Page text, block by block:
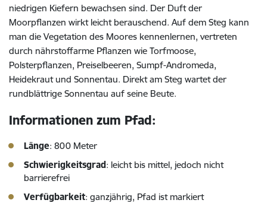
niedrigen Kiefern bewachsen sind. Der Duft der
Moorpflanzen wirkt leicht berauschend. Auf dem Steg kann
man die Vegetation des Moores kennenlernen, vertreten
durch nährstoffarme Pflanzen wie Torfmoose,
Polsterpflanzen, Preiselbeeren, Sumpf-Andromeda,
Heidekraut und Sonnentau. Direkt am Steg wartet der
rundblättrige Sonnentau auf seine Beute.
Informationen zum Pfad:
Länge: 800 Meter
Schwierigkeitsgrad: leicht bis mittel, jedoch nicht
barrierefrei
Verfügbarkeit: ganzjährig, Pfad ist markiert